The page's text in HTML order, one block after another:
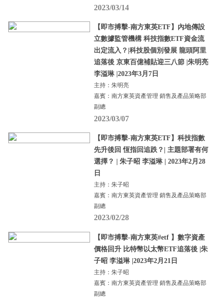
2023/03/14
【即市搏擊-南方東英ETF】內地傳設
立數據監管機構 科技指數ETF資金流
出定流入？|科技股個別發展 龍頭阿里
追落後 京東百億補貼迎三八節 |朱明亮
李溢琳 |2023年3月7日
主持：朱明亮
嘉賓：南方東英資產管理 銷售及產品策略部
副總
2023/03/07
【即市搏擊-南方東英ETF】科技指數
先升後回 恆指回追跌？| 主題部署有何
選擇？ | 朱子昭 李溢琳 | 2023年2月28
日
主持：朱子昭
嘉賓：南方東英資產管理 銷售及產品策略部
副總
2023/02/28
【即市搏擊-南方東英#etf 】數字資產
價格回升 比特幣以太幣ETF追落後 |朱
子昭 李溢琳 |2023年2月21日
主持：朱子昭
嘉賓：南方東英資產管理 銷售及產品策略部
副總